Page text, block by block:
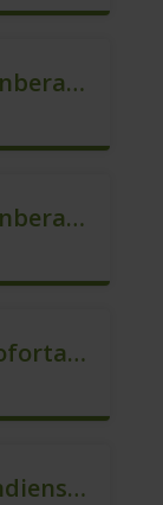
Verkaufsberater / Kundenberater In VZ/TZ (m/w/d)
Verkaufsberater / Kundenberater, Auch Ohne Ausbildung Möglich (m/w/d)
Berater Im Vertrieb Als Sofortanstellung (m/w/d)
Kundenberater Im Außendienst In Festanstellung (m/w/d)